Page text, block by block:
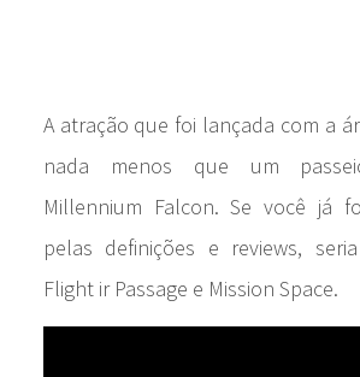
A atração que foi lançada com a
nada menos que um
Millennium Falcon. Se você já
pelas definições e reviews,
Flight ir Passage e Mission Space.